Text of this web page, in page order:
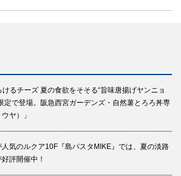
るチーズ 夏の食欲をそそる“旨味唐揚げヤンニョ
定で登場。阪急西宮ガーデンズ・自然薯とろろ丼専
ヤ）」
気のルクア10F『島パスタMIKE』では、夏の淡路
評開催中！